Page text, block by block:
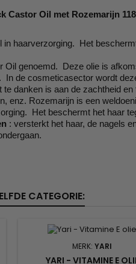
Castor Oil met Rozemarijn
in haarverzorging. Het
Oil genoemd. Deze olie is
de cosmeticasector wordt
danken is aan de zachtheid
enz. Rozemarijn is een
Het beschermt het haar
: versterkt het haar, de nagels
CATEGORIE:
MERK:YARI
YARI - VITAMINE E